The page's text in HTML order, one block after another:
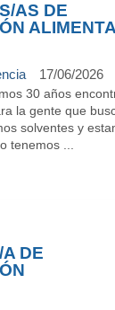
AS DE
17/06/2026
30 años
la gente que
solventes y
tenemos ...
DE